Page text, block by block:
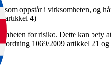
oppstår i virksomheten, og
artikkel 4).
for risiko. Dette kan bety
1069/2009 artikkel 21 og